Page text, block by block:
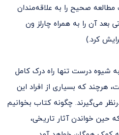
مطالعه صحیح را به علاقه‌مندان
آن را به همراه چارلز ون
کرد.)
شیوه درست تنها راه درک کامل
هرچند که بسیاری از افراد این
می‌گیرند. چگونه کتاب بخوانیم
حین خواندن آثار تاریخی،